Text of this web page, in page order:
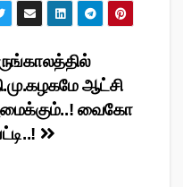
ஆட்சி
வைகோ